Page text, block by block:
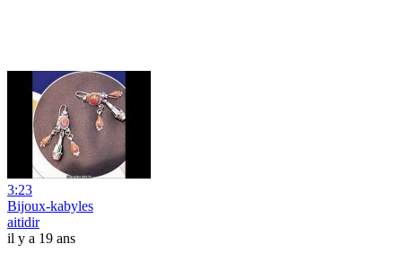
3:23
Bijoux-kabyles
aitidir
il y a 19 ans